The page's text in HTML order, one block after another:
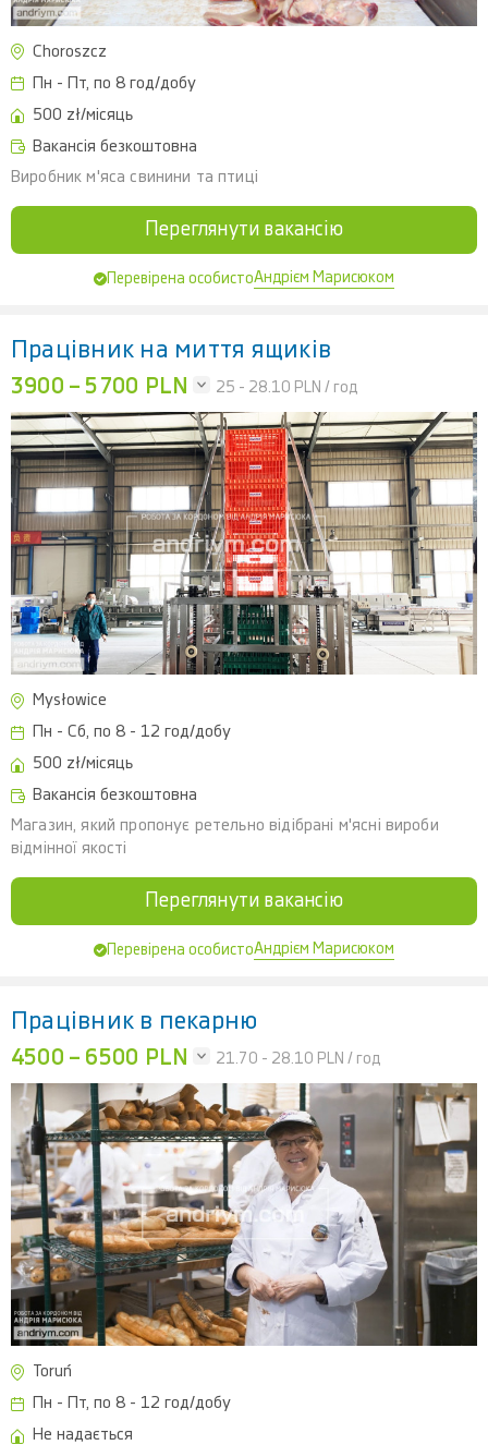
Choroszcz
Пн - Пт, по 8 год/добу
500 zł/місяць
Вакансія безкоштовна
Виробник м'яса свинини та птиці
Переглянути вакансію
Перевірена особистоАндрієм Марисюком
Працівник на миття ящиків
3900 – 5700 PLN 25 - 28.10 PLN / год
Mysłowice
Пн - Сб, по 8 - 12 год/добу
500 zł/місяць
Вакансія безкоштовна
Магазин, який пропонує ретельно відібрані м'ясні вироби
відмінної якості
Переглянути вакансію
Перевірена особистоАндрієм Марисюком
Працівник в пекарню
4500 – 6500 PLN 21.70 - 28.10 PLN / год
Toruń
Пн - Пт, по 8 - 12 год/добу
Не надається